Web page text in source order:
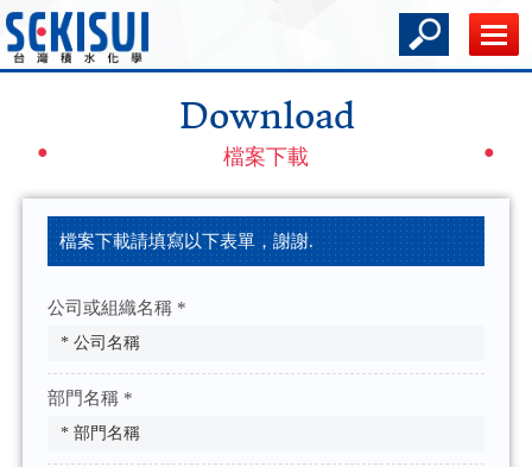
Download
檔案下載
檔案下載請填寫以下表單，謝謝.
公司或組織名稱 *
部門名稱 *